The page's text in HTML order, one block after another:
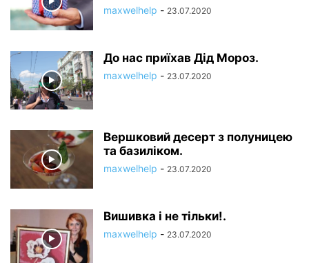
maxwelhelp - 23.07.2020
До нас приїхав Дід Мороз.
maxwelhelp - 23.07.2020
Вершковий десерт з полуницею
та базиліком.
maxwelhelp - 23.07.2020
Вишивка і не тільки!.
maxwelhelp - 23.07.2020